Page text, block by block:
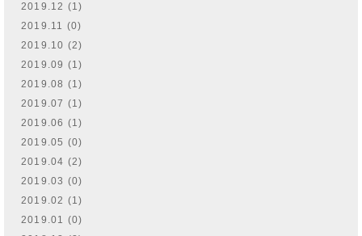
2019.12 (1)
2019.11 (0)
2019.10 (2)
2019.09 (1)
2019.08 (1)
2019.07 (1)
2019.06 (1)
2019.05 (0)
2019.04 (2)
2019.03 (0)
2019.02 (1)
2019.01 (0)